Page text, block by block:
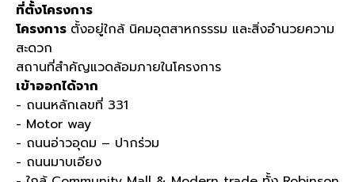
ที่ตั้งโครงการ
โครงการ ตั้งอยู่ใกล้ นิคมอุตสาหกรรรม และสิ่งอำนวยความ
สะดวก
สถานที่สำคัญแวดล้อมภายในโครงการ
เข้าออกได้จาก
- ถนนหลักเลขที่ 331
- Motor way
- ถนนอ่าวอุดม – ปากร่วม
- ถนนมาบเอียง